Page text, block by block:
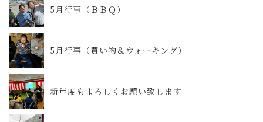
5月行事（ＢＢＱ）
5月行事（買い物＆ウォーキング）
新年度もよろしくお願い致します